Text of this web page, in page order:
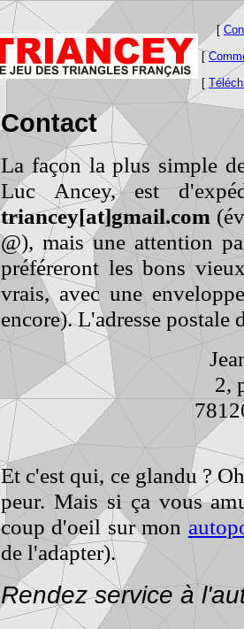
[
[
[
Contact
La façon la plus simple
Luc Ancey, est
triancey[at]gmail.com
@), mais une attention
préféreront les bons
vrais, avec une
encore). L'adresse postale
2,
Et c'est qui, ce glandu ?
peur. Mais si ça vous
coup d'oeil sur mon
de l'adapter).
Rendez service à